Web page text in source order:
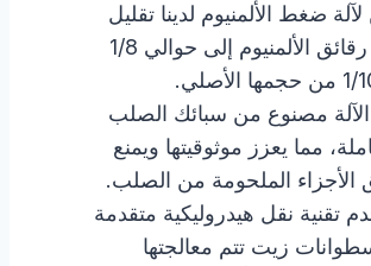
ضغط الألمنيوم لدينا تقليل
حجم رقائق الألمنيوم إلى حوالي 1/8
الآلة مصنوع من سبائك الصلب
مما يعزز موثوقيتها ويمنع
الملحومة من الصلب.
تقنية نقل هيدروليكية متقدمة
زيت تتم معالجتها